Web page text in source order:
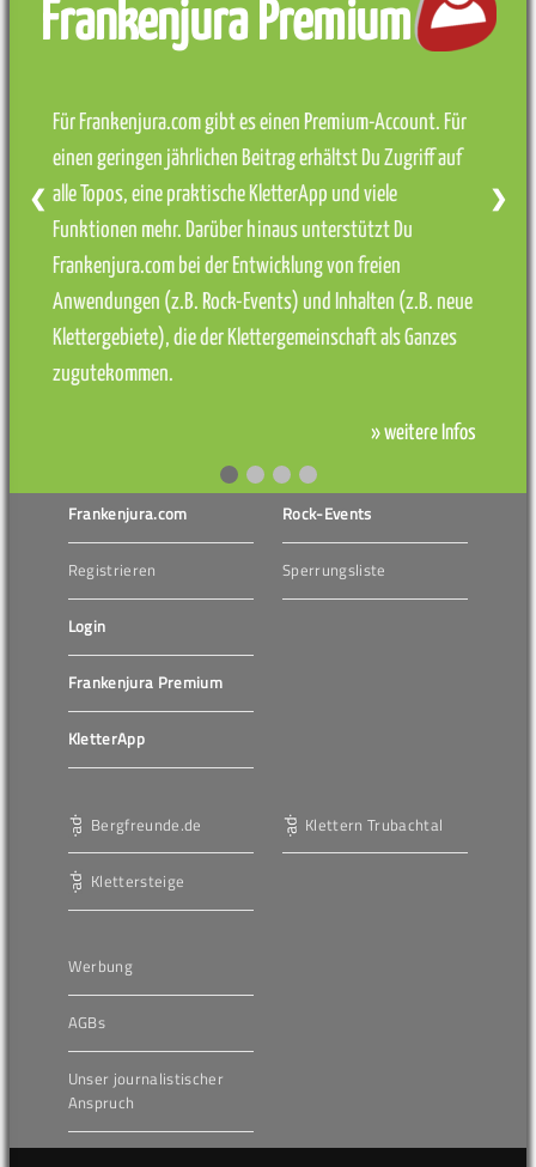
Frankenjura Premium
Für Frankenjura.com gibt es einen Premium-Account. Für
einen geringen jährlichen Beitrag erhältst Du Zugriff auf
alle Topos, eine praktische KletterApp und viele
Funktionen mehr. Darüber hinaus unterstützt Du
Frankenjura.com bei der Entwicklung von freien
Anwendungen (z.B. Rock-Events) und Inhalten (z.B. neue
Klettergebiete), die der Klettergemeinschaft als Ganzes
zugutekommen.
» weitere Infos
❮ ❯
Frankenjura.com
Registrieren
Login
Frankenjura Premium
KletterApp
Rock-Events
Sperrungsliste
Bergfreunde.de
Klettersteige
Klettern Trubachtal
Werbung
AGBs
Unser journalistischer
Anspruch